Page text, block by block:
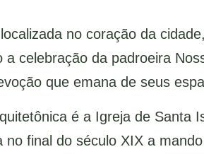
no coração da
a celebração da padroeira
que emana de seus
é a Igreja de Santa
no final do século XIX a